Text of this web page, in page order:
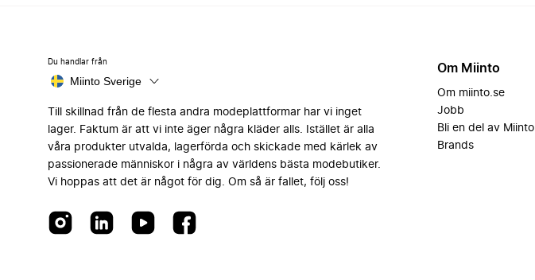
Du handlar från
Miinto Sverige
Till skillnad från de flesta andra modeplattformar har vi inget
lager. Faktum är att vi inte äger några kläder alls. Istället är alla
våra produkter utvalda, lagerförda och skickade med kärlek av
passionerade människor i några av världens bästa modebutiker.
Vi hoppas att det är något för dig. Om så är fallet, följ oss!
Om Miinto
Om miinto.se
Jobb
Bli en del av Miinto
Brands